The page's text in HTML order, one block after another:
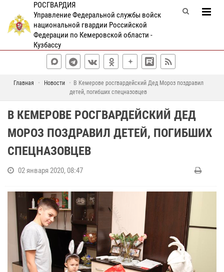
РОСГВАРДИЯ
Управление Федеральной службы войск
национальной гвардии Российской
Федерации по Кемеровской области -
Кузбассу
Главная Новости
В Кемерове росгвардейский Дед Мороз поздравил
детей, погибших спецназовцев
В КЕМЕРОВЕ РОСГВАРДЕЙСКИЙ ДЕД
МОРОЗ ПОЗДРАВИЛ ДЕТЕЙ, ПОГИБШИХ
СПЕЦНАЗОВЦЕВ
02 января 2020, 08:47